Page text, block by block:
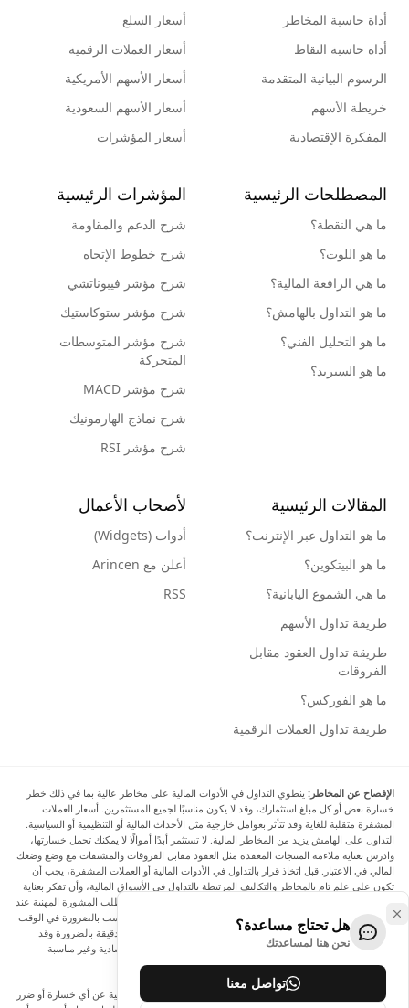
أداة حاسبة المخاطر
أداة حاسبة النقاط
الرسوم البيانية المتقدمة
خريطة الأسهم
المفكرة الإقتصادية
أسعار السلع
أسعار العملات الرقمية
أسعار الأسهم الأمريكية
أسعار الأسهم السعودية
أسعار المؤشرات
المصطلحات الرئيسية
ما هي النقطة؟
ما هو اللوت؟
ما هي الرافعة المالية؟
ما هو التداول بالهامش؟
ما هو التحليل الفني؟
ما هو السبريد؟
المؤشرات الرئيسية
شرح الدعم والمقاومة
شرح خطوط الإتجاه
شرح مؤشر فيبوناتشي
شرح مؤشر ستوكاستيك
شرح مؤشر المتوسطات
المتحركة
شرح مؤشر MACD
شرح نماذج الهارمونيك
شرح مؤشر RSI
المقالات الرئيسية
ما هو التداول عبر الإنترنت؟
ما هو البيتكوين؟
ما هي الشموع اليابانية؟
طريقة تداول الأسهم
طريقة تداول العقود مقابل
الفروقات
ما هو الفوركس؟
طريقة تداول العملات الرقمية
لأصحاب الأعمال
أدوات (Widgets)
أعلن مع Arincen
RSS
الإفصاح عن المخاطر: ينطوي التداول في الأدوات المالية على مخاطر عالية بما في ذلك خطر
خسارة بعض أو كل مبلغ استثمارك، وقد لا يكون مناسبًا لجميع المستثمرين. أسعار العملات
المشفرة متقلبة للغاية وقد تتأثر بعوامل خارجية مثل الأحداث المالية أو التنظيمية أو السياسية.
التداول على الهامش يزيد من المخاطر المالية. لا تستثمر أبدًا أموالًا لا يمكنك تحمل خسارتها،
وادرس بعناية ملاءمة المنتجات المعقدة مثل العقود مقابل الفروقات والمشتقات مع وضع وضعك
المالي في الاعتبار. قبل اتخاذ قرار بالتداول في الأدوات المالية أو العملات المشفرة، يجب أن
تكون على علم تام بالمخاطر والتكاليف المرتبطة بالتداول في الأسواق المالية، وأن تفكر بعناية
في أهدافك الاستثمارية ومستوى خبرتك ورغبتك في المخاطرة، وأن تطلب المشورة المهنية عند
الحاجة. تود Arincen أن تذكرك بأن البيانات الواردة في هذا الموقع ليست بالضرورة في الوقت
الفعلي وليست دقيقة. البيانات والأسعار الموجودة على الموقع ليست دقيقة بالضرورة وقد
تختلف عن السعر الفعلي في أي سوق معينة، مما يعني أن الأسعار إرشادية وغير مناسبة
لأغراض التداول.
لن يتحمل Arincen وأي مزود للبيانات الواردة في هذا الموقع المسؤولية عن أي خسارة أو ضرر
هل تحتاج مساعدة؟
نحن هنا لمساعدتك
تواصل معنا